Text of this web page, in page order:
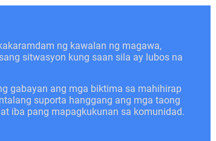
ng kawalan ng magawa,
sitwasyon kung saan sila ay lubos na
gabayan ang mga biktima sa mahihirap
suporta hanggang ang mga taong
iba pang mapagkukunan sa komunidad.